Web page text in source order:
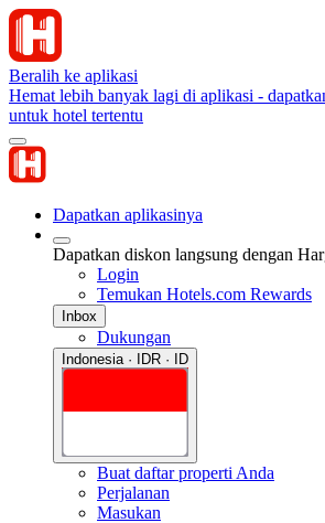
Beralih ke aplikasi
Hemat lebih banyak lagi di aplikasi -
untuk hotel tertentu
Dapatkan aplikasinya
Dapatkan diskon langsung dengan
Login
Temukan Hotels.com Rewards
Inbox
Dukungan
Indonesia · IDR · ID
Buat daftar properti Anda
Perjalanan
Masukan